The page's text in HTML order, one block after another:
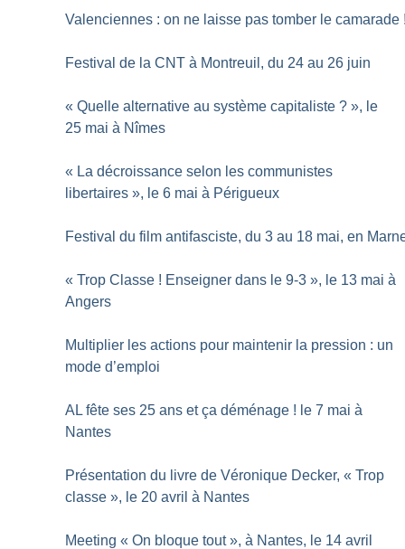
Valenciennes : on ne laisse pas tomber le camarade
Festival de la CNT à Montreuil, du 24 au 26 juin
« Quelle alternative au système capitaliste ? », le
25 mai à Nîmes
« La décroissance selon les communistes
libertaires », le 6 mai à Périgueux
Festival du film antifasciste, du 3 au 18 mai, en
« Trop Classe ! Enseigner dans le 9-3 », le 13 mai à
Angers
Multiplier les actions pour maintenir la pression : un
mode d’emploi
AL fête ses 25 ans et ça déménage ! le 7 mai à
Nantes
Présentation du livre de Véronique Decker, « Trop
classe », le 20 avril à Nantes
Meeting « On bloque tout », à Nantes, le 14 avril